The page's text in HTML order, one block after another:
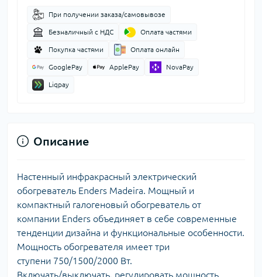
При получении заказа/самовывозе
Безналичный с НДС Оплата частями
Покупка частями Оплата онлайн
GooglePay ApplePay NovaPay
Liqpay
Описание
Настенный инфракрасный электрический
обогреватель Enders Madeira. Мощный и
компактный галогеновый обогреватель от
компании Enders объединяет в себе современные
тенденции дизайна и функциональные особенности.
Мощность обогревателя имеет три
ступени 750/1500/2000 Вт.
Включать/выключать, регулировать мощность